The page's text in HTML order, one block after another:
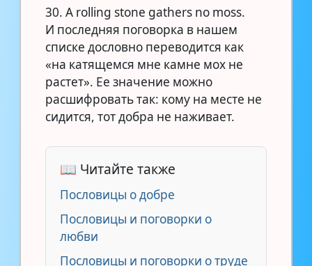
30. A rolling stone gathers no moss.
И последняя поговорка в нашем
списке дословно переводится как
«на катящемся мне камне мох не
растет». Ее значение можно
расшифровать так: кому на месте не
сидится, тот добра не наживает.
📖 Читайте также
Пословицы о добре
Пословицы и поговорки о
любви
Пословицы и поговорки о труде